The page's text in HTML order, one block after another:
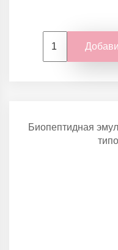
Биопептидная